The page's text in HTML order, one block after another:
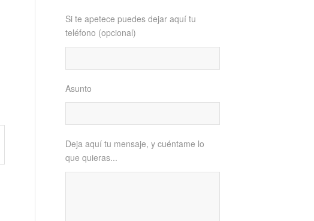
Si te apetece puedes dejar aquí tu
teléfono (opcional)
Asunto
Deja aquí tu mensaje, y cuéntame lo
que quieras...